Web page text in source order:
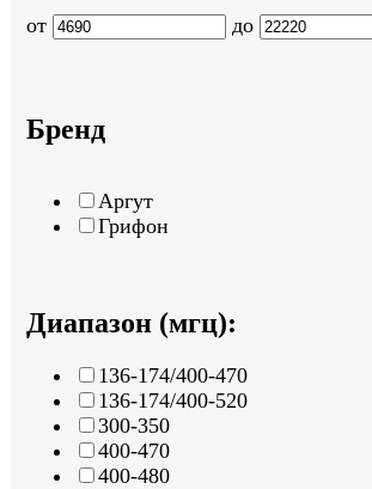
от до
Бренд
Аргут
Грифон
Диапазон (мгц):
136-174/400-470
136-174/400-520
300-350
400-470
400-480